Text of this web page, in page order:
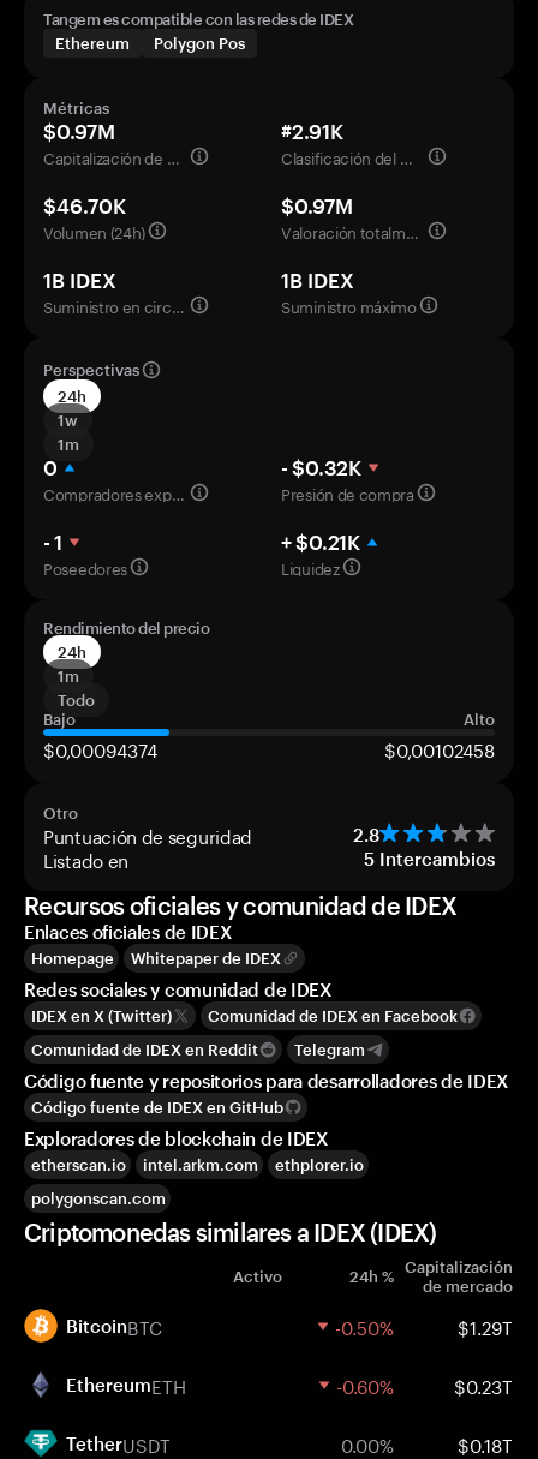
Tangem es compatible con las redes de IDEX
Ethereum
Polygon Pos
Métricas
$0.97M
Capitalización de mercado
#2.91K
Clasificación del mercado
$46.70K
Volumen (24h)
$0.97M
Valoración totalmente diluida
1B IDEX
Suministro en circulación
1B IDEX
Suministro máximo
Perspectivas
24h
1w
1m
0
Compradores experimentados
- $0.32K
Presión de compra
- 1
Poseedores
+ $0.21K
Liquidez
Rendimiento del precio
24h
1m
Todo
Bajo
Alto
$0,00094374 $0,00102458
Otro
Puntuación de seguridad 2.8
Listado en 5 Intercambios
Recursos oficiales y comunidad de IDEX
Enlaces oficiales de IDEX
Homepage Whitepaper de IDEX
Redes sociales y comunidad de IDEX
IDEX en X (Twitter)
Comunidad de IDEX en Facebook
Comunidad de IDEX en Reddit
Telegram
Código fuente y repositorios para desarrolladores de IDEX
Código fuente de IDEX en GitHub
Exploradores de blockchain de IDEX
etherscan.io intel.arkm.com
ethplorer.io
polygonscan.com
Criptomonedas similares a IDEX (IDEX)
Activo 24h % Capitalización
de mercado
BitcoinBTC -0.50% $1.29T
EthereumETH -0.60% $0.23T
TetherUSDT 0.00% $0.18T